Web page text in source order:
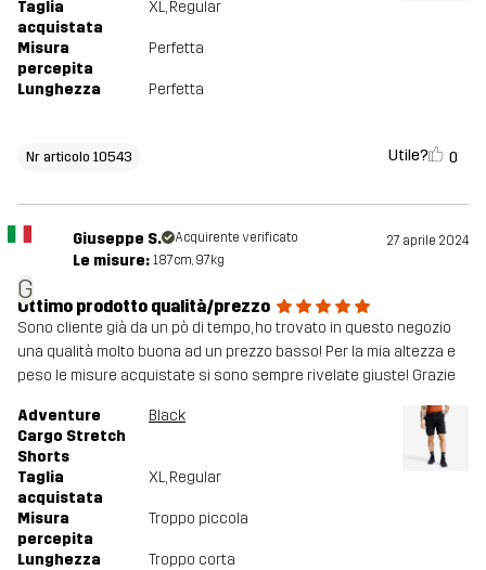
Taglia
acquistata
XL, Regular
Misura
percepita
Perfetta
Lunghezza Perfetta
Nr articolo 10543 Utile? 0
G
Giuseppe S. Acquirente verificato 27 aprile 2024
Le misure: 187cm, 97kg
Ottimo prodotto qualità/prezzo
Sono cliente già da un pò di tempo, ho trovato in questo negozio
una qualità molto buona ad un prezzo basso! Per la mia altezza e
peso le misure acquistate si sono sempre rivelate giuste! Grazie
Adventure
Cargo Stretch
Shorts
Black
Taglia
acquistata
XL, Regular
Misura
percepita
Troppo piccola
Lunghezza Troppo corta